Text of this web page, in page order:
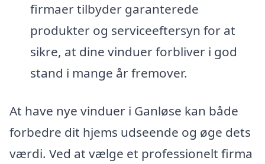
firmaer tilbyder garanterede
produkter og serviceeftersyn for at
sikre, at dine vinduer forbliver i god
stand i mange år fremover.
At have nye vinduer i Ganløse kan både
forbedre dit hjems udseende og øge dets
værdi. Ved at vælge et professionelt firma